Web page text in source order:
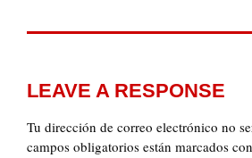
LEAVE A RESPONSE
Tu dirección de correo electrónico no
campos obligatorios están marcados con